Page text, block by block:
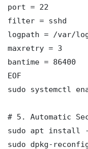
port = 22
filter = sshd
logpath = /var/
maxretry = 3
bantime = 86400
EOF
sudo systemctl
# 5. Automatic
sudo apt install -
sudo dpkg-